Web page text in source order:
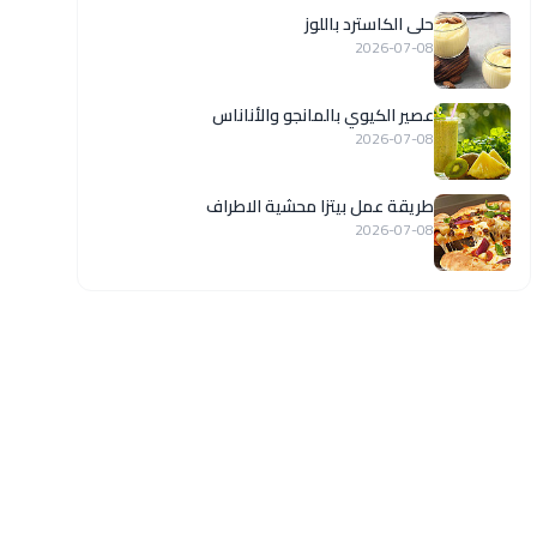
حلى الكاسترد باللوز
2026-07-08
عصير الكيوي بالمانجو والأناناس
2026-07-08
طريقة عمل بيتزا محشية الاطراف
2026-07-08